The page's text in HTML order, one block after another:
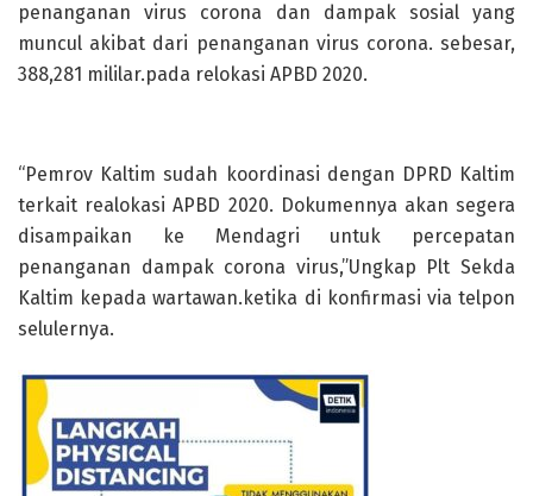
penanganan virus corona dan dampak sosial yang
muncul akibat dari penanganan virus corona. sebesar,
388,281 mililar.pada relokasi APBD 2020.
“Pemrov Kaltim sudah koordinasi dengan DPRD Kaltim
terkait realokasi APBD 2020. Dokumennya akan segera
disampaikan ke Mendagri untuk percepatan
penanganan dampak corona virus,”Ungkap Plt Sekda
Kaltim kepada wartawan.ketika di konfirmasi via telpon
selulernya.